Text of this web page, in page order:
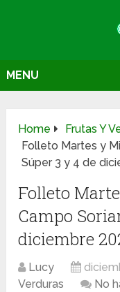
MENU
Home
Frutas Y
Folleto Martes y
Súper 3 y 4 de
Folleto
Campo
diciembre
Lucy
Verduras
No